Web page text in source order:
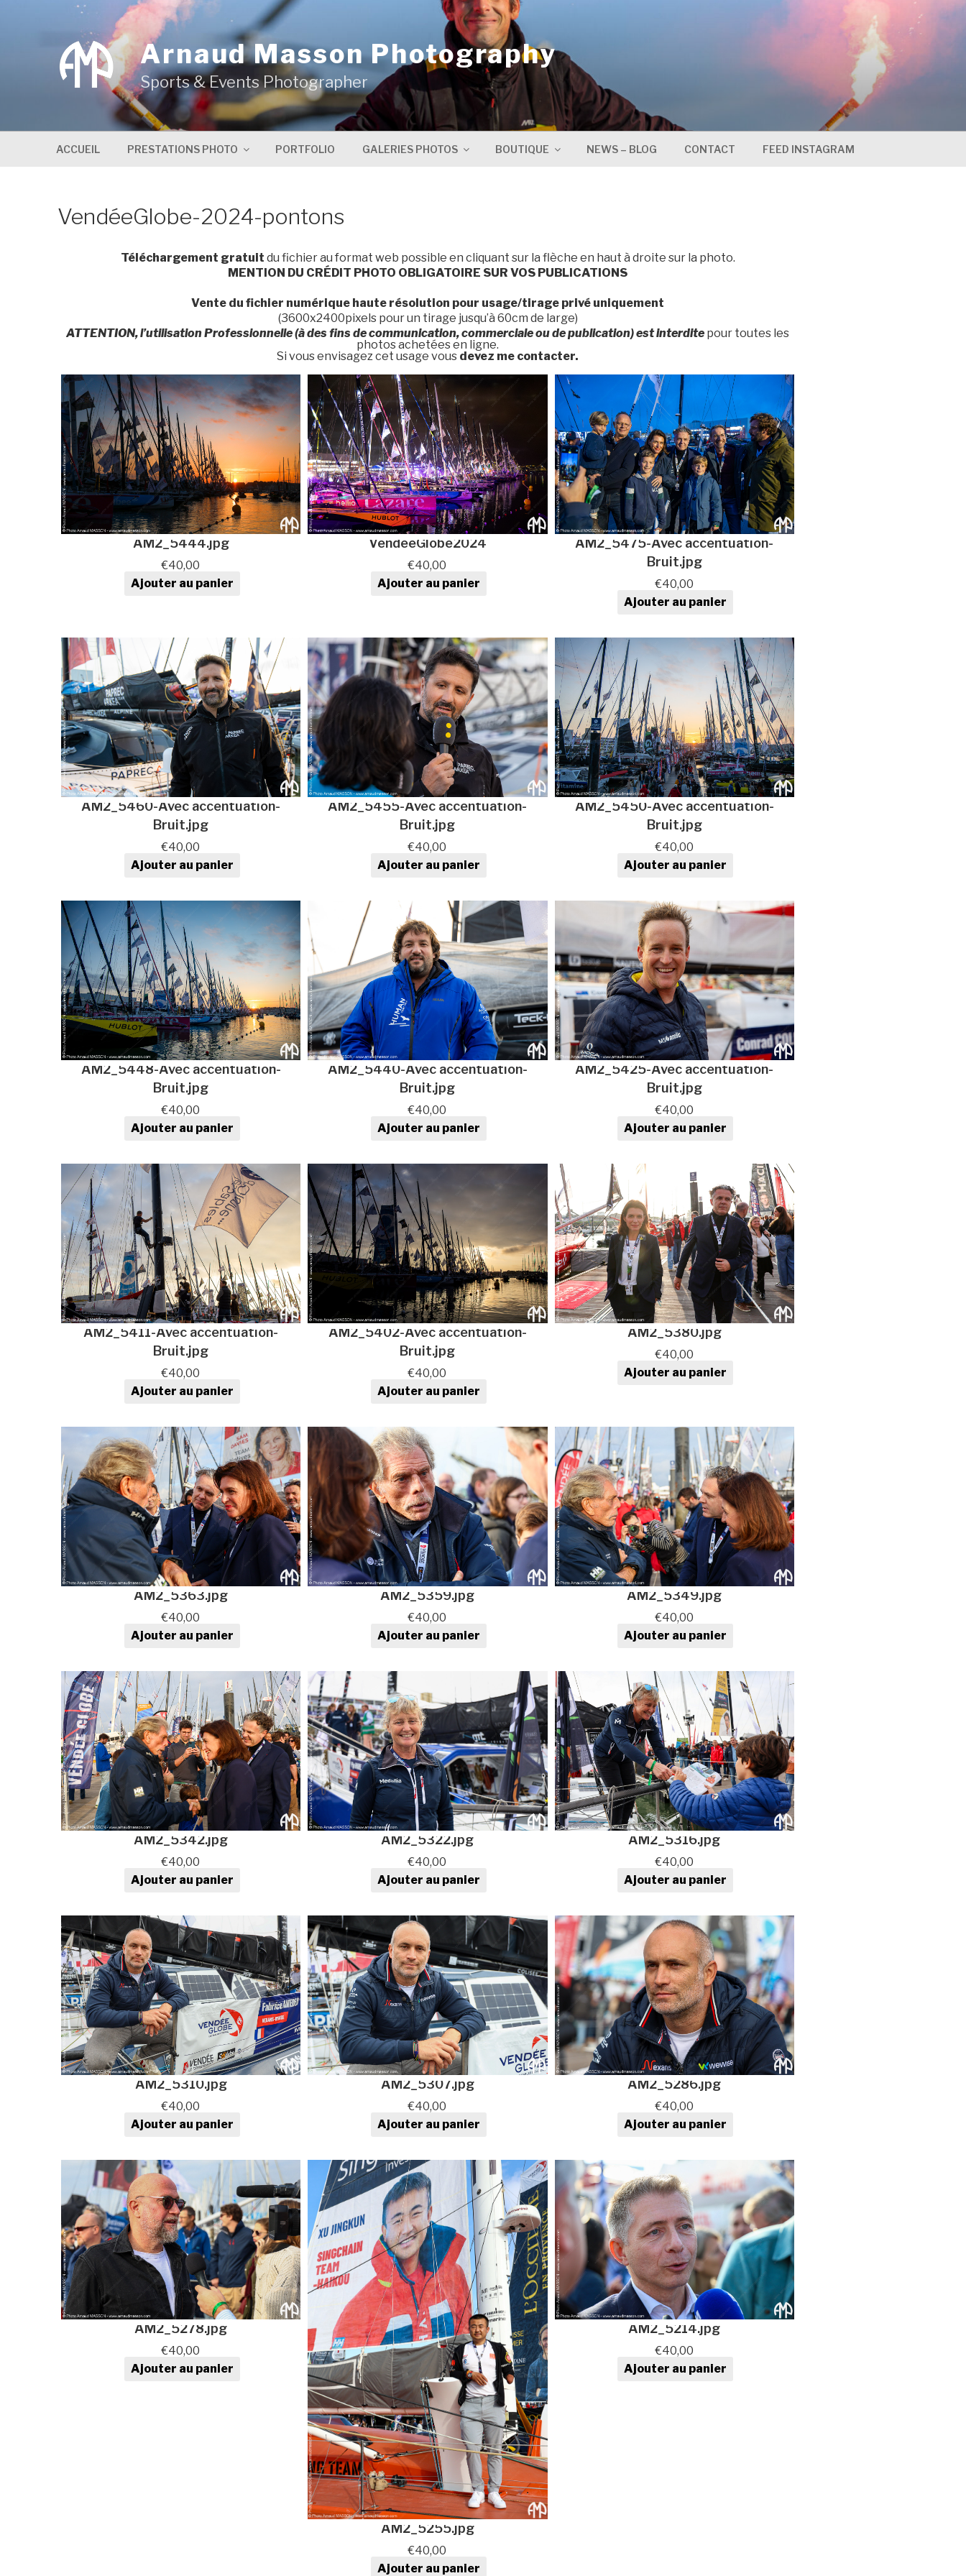
Arnaud Masson Photography
Sports & Events Photographer
ACCUEIL PRESTATIONS PHOTO PORTFOLIO GALERIES PHOTOS BOUTIQUE NEWS – BLOG CONTACT FEED INSTAGRAM
VendéeGlobe-2024-pontons
Téléchargement gratuit du fichier au format web possible en cliquant sur la flèche en haut à droite sur la photo.
MENTION DU CRÉDIT PHOTO OBLIGATOIRE SUR VOS PUBLICATIONS
Vente du fichier numérique haute résolution pour usage/tirage privé uniquement
(3600x2400pixels pour un tirage jusqu’à 60cm de large)
ATTENTION, l’utilisation Professionnelle (à des fins de communication, commerciale ou de publication) est interdite pour toutes les
photos achetées en ligne.
Si vous envisagez cet usage vous devez me contacter.
AM2_5444.jpg
€40,00
quantité de Photo au format
Ajouter au panier
VendéeGlobe2024
€40,00
quantité de Photo au format
Ajouter au panier
AM2_5475-Avec accentuation-
Bruit.jpg
€40,00
quantité de Photo au format
Ajouter au panier
AM2_5460-Avec accentuation-
Bruit.jpg
€40,00
quantité de Photo au format
Ajouter au panier
AM2_5455-Avec accentuation-
Bruit.jpg
€40,00
quantité de Photo au format
Ajouter au panier
AM2_5450-Avec accentuation-
Bruit.jpg
€40,00
quantité de Photo au format
Ajouter au panier
AM2_5448-Avec accentuation-
Bruit.jpg
€40,00
quantité de Photo au format
Ajouter au panier
AM2_5440-Avec accentuation-
Bruit.jpg
€40,00
quantité de Photo au format
Ajouter au panier
AM2_5425-Avec accentuation-
Bruit.jpg
€40,00
quantité de Photo au format
Ajouter au panier
AM2_5411-Avec accentuation-
Bruit.jpg
€40,00
quantité de Photo au format
Ajouter au panier
AM2_5402-Avec accentuation-
Bruit.jpg
€40,00
quantité de Photo au format
Ajouter au panier
AM2_5380.jpg
€40,00
quantité de Photo au format
Ajouter au panier
AM2_5363.jpg
€40,00
quantité de Photo au format
Ajouter au panier
AM2_5359.jpg
€40,00
quantité de Photo au format
Ajouter au panier
AM2_5349.jpg
€40,00
quantité de Photo au format
Ajouter au panier
AM2_5342.jpg
€40,00
quantité de Photo au format
Ajouter au panier
AM2_5322.jpg
€40,00
quantité de Photo au format
Ajouter au panier
AM2_5316.jpg
€40,00
quantité de Photo au format
Ajouter au panier
AM2_5310.jpg
€40,00
quantité de Photo au format
Ajouter au panier
AM2_5307.jpg
€40,00
quantité de Photo au format
Ajouter au panier
AM2_5286.jpg
€40,00
quantité de Photo au format
Ajouter au panier
AM2_5278.jpg
€40,00
quantité de Photo au format
Ajouter au panier
AM2_5255.jpg
€40,00
Ajouter au panier
AM2_5214.jpg
€40,00
quantité de Photo au format
Ajouter au panier